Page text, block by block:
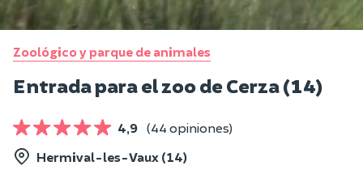
Zoológico y parque de animales
Entrada para el zoo de Cerza (14)
4,9 (44 opiniones)
Hermival-les-Vaux (14)